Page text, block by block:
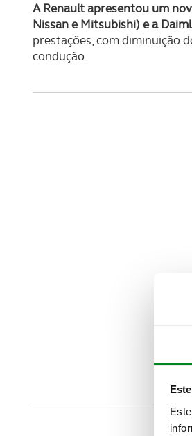
A Renault apresentou um
Nissan e Mitsubishi) e a
prestações, com diminuição
condução.